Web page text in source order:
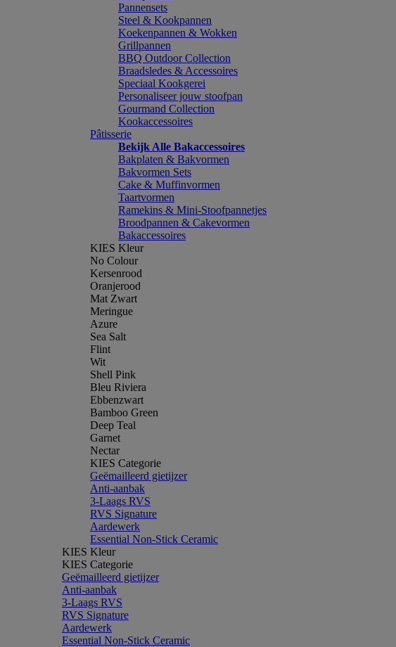
Pannensets
Steel & Kookpannen
Koekenpannen & Wokken
Grillpannen
BBQ Outdoor Collection
Braadsledes & Accessoires
Speciaal Kookgerei
Personaliseer jouw stoofpan
Gourmand Collection
Kookaccessoires
Pâtisserie
Bekijk Alle Bakaccessoires
Bakplaten & Bakvormen
Bakvormen Sets
Cake & Muffinvormen
Taartvormen
Ramekins & Mini-Stoofpannetjes
Broodpannen & Cakevormen
Bakaccessoires
KIES Kleur
No Colour
Kersenrood
Oranjerood
Mat Zwart
Meringue
Azure
Sea Salt
Flint
Wit
Shell Pink
Bleu Riviera
Ebbenzwart
Bamboo Green
Deep Teal
Garnet
Nectar
KIES Categorie
Geëmailleerd gietijzer
Anti-aanbak
3-Laags RVS
RVS Signature
Aardewerk
Essential Non-Stick Ceramic
KIES Kleur
KIES Categorie
Geëmailleerd gietijzer
Anti-aanbak
3-Laags RVS
RVS Signature
Aardewerk
Essential Non-Stick Ceramic